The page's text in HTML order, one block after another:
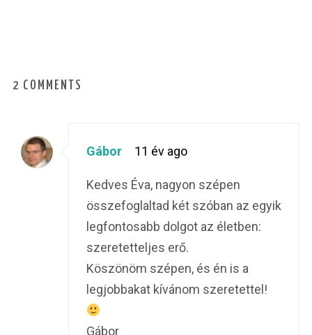
2 COMMENTS
Gábor 11 év ago
Kedves Éva, nagyon szépen
összefoglaltad két szóban az egyik
legfontosabb dolgot az életben:
szeretetteljes erő.
Köszönöm szépen, és én is a
legjobbakat kívánom szeretettel!
Gábor